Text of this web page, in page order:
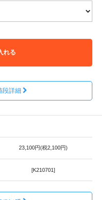
れる
段詳細
23,100円(税2,100円)
[K210701]